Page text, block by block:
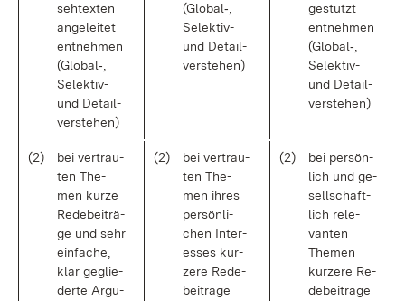
seh­t­ex­ten
an­ge­lei­tet
ent­neh­men
(Glo­bal‑,
Se­lek­tiv-
und De­tail­
ver­ste­hen)
(Glo­bal‑,
Se­lek­tiv-
und De­tail­
ver­ste­hen)
ge­stützt
ent­neh­men
(Glo­bal‑,
Se­lek­tiv-
und De­tail­
ver­ste­hen)
(2)
bei ver­trau­
ten The­
men kur­ze
Re­de­bei­trä­
ge und sehr
ein­fa­che,
klar ge­glie­
der­te Ar­gu­
(2)
bei ver­trau­
ten The­
men ih­res
per­sön­li­
chen In­ter­
es­ses kür­
ze­re Re­de­
bei­trä­ge
(2)
bei per­sön­
lich und ge­
sell­schaft­
lich re­le­
van­ten
The­men
kür­ze­re Re­
de­bei­trä­ge